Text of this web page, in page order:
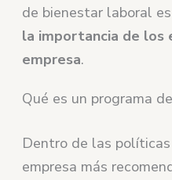
de bienestar laboral
la importancia de los
empresa.
Qué es un programa
Dentro de las
empresa más